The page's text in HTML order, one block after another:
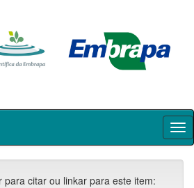
para citar ou linkar para este item: